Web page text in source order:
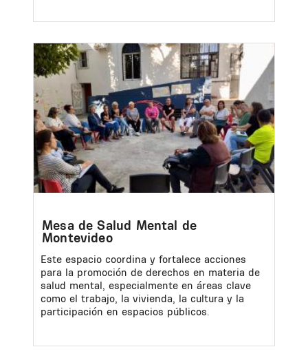
Image
Mesa de Salud Mental de
Montevideo
Este espacio coordina y fortalece acciones
para la promoción de derechos en materia de
salud mental, especialmente en áreas clave
como el trabajo, la vivienda, la cultura y la
participación en espacios públicos.